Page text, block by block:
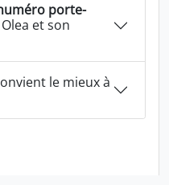
porte-
et son
le mieux à